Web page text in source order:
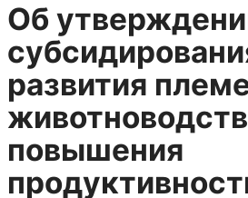
Об
развития
повышения